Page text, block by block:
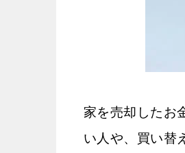
家を売却したお
い人や、買い替